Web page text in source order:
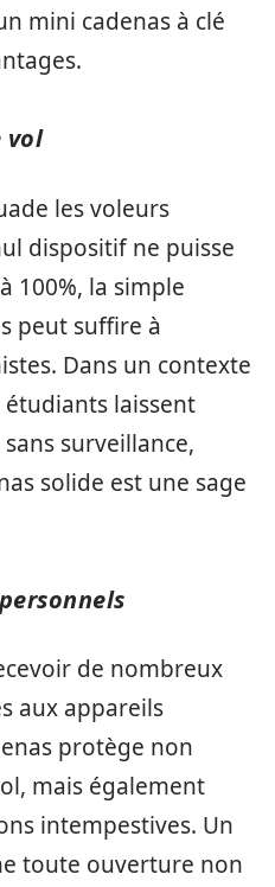
mini cadenas à clé
vol
les voleurs
dispositif ne puisse
100%, la simple
peut suffire à
Dans un contexte
laissent
surveillance,
solide est une sage
de nombreux
aux appareils
protège non
mais également
intempestives. Un
toute ouverture non